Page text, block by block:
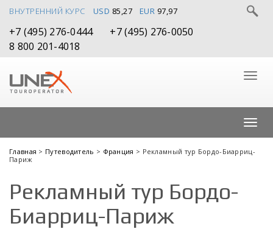
ВНУТРЕННИЙ КУРС USD 85,27 EUR 97,97
+7 (495) 276-0444
+7 (495) 276-0050
8 800 201-4018
Главная > Путеводитель > Франция > Рекламный тур Бордо-Биарриц-
Париж
Рекламный тур Бордо-
Биарриц-Париж